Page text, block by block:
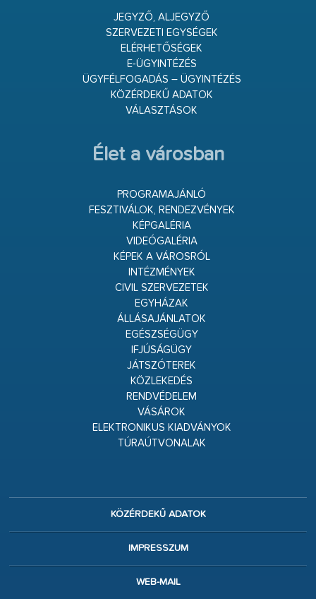
JEGYZŐ, ALJEGYZŐ
SZERVEZETI EGYSÉGEK
ELÉRHETŐSÉGEK
E-ÜGYINTÉZÉS
ÜGYFÉLFOGADÁS – ÜGYINTÉZÉS
KÖZÉRDEKŰ ADATOK
VÁLASZTÁSOK
Élet a városban
PROGRAMAJÁNLÓ
FESZTIVÁLOK, RENDEZVÉNYEK
KÉPGALÉRIA
VIDEÓGALÉRIA
KÉPEK A VÁROSRÓL
INTÉZMÉNYEK
CIVIL SZERVEZETEK
EGYHÁZAK
ÁLLÁSAJÁNLATOK
EGÉSZSÉGÜGY
IFJÚSÁGÜGY
JÁTSZÓTEREK
KÖZLEKEDÉS
RENDVÉDELEM
VÁSÁROK
ELEKTRONIKUS KIADVÁNYOK
TÚRAÚTVONALAK
KÖZÉRDEKŰ ADATOK
IMPRESSZUM
WEB-MAIL